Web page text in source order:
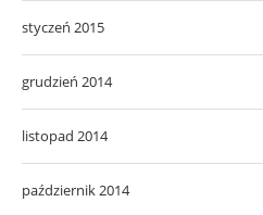
styczeń 2015
grudzień 2014
listopad 2014
październik 2014